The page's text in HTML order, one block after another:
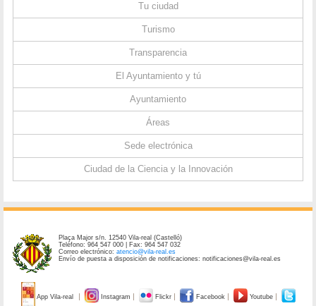
Tu ciudad
Turismo
Transparencia
El Ayuntamiento y tú
Ayuntamiento
Áreas
Sede electrónica
Ciudad de la Ciencia y la Innovación
Plaça Major s/n. 12540 Vila-real (Castelló)
Teléfono: 964 547 000 | Fax: 964 547 032
Correo electrónico:atencio@vila-real.es
Envío de puesta a disposición de notificaciones: notificaciones@vila-real.es
App Vila-real Instagram Flickr Facebook Youtube